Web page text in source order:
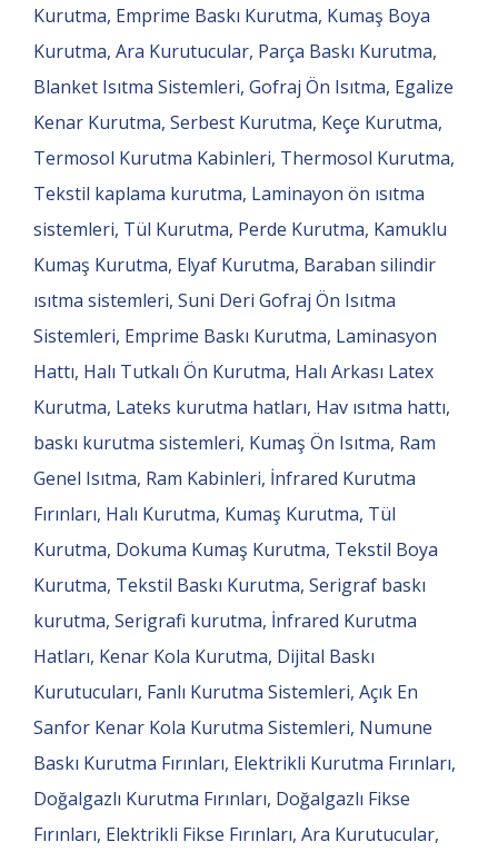
Kurutma, Emprime Baskı Kurutma, Kumaş Boya
Kurutma, Ara Kurutucular, Parça Baskı Kurutma,
Blanket Isıtma Sistemleri, Gofraj Ön Isıtma, Egalize
Kenar Kurutma, Serbest Kurutma, Keçe Kurutma,
Termosol Kurutma Kabinleri, Thermosol Kurutma,
Tekstil kaplama kurutma, Laminayon ön ısıtma
sistemleri, Tül Kurutma, Perde Kurutma, Kamuklu
Kumaş Kurutma, Elyaf Kurutma, Baraban silindir
ısıtma sistemleri, Suni Deri Gofraj Ön Isıtma
Sistemleri, Emprime Baskı Kurutma, Laminasyon
Hattı, Halı Tutkalı Ön Kurutma, Halı Arkası Latex
Kurutma, Lateks kurutma hatları, Hav ısıtma hattı,
baskı kurutma sistemleri, Kumaş Ön Isıtma, Ram
Genel Isıtma, Ram Kabinleri, İnfrared Kurutma
Fırınları, Halı Kurutma, Kumaş Kurutma, Tül
Kurutma, Dokuma Kumaş Kurutma, Tekstil Boya
Kurutma, Tekstil Baskı Kurutma, Serigraf baskı
kurutma, Serigrafi kurutma, İnfrared Kurutma
Hatları, Kenar Kola Kurutma, Dijital Baskı
Kurutucuları, Fanlı Kurutma Sistemleri, Açık En
Sanfor Kenar Kola Kurutma Sistemleri, Numune
Baskı Kurutma Fırınları, Elektrikli Kurutma Fırınları,
Doğalgazlı Kurutma Fırınları, Doğalgazlı Fikse
Fırınları, Elektrikli Fikse Fırınları, Ara Kurutucular,